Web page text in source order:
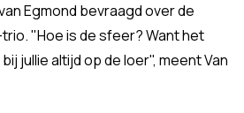
Egmond bevraagd over de
"Hoe is de sfeer? Want het
jullie altijd op de loer", meent Van